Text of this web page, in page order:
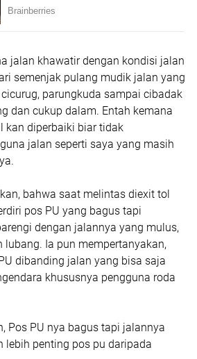
jalan khawatir dengan kondisi jalan
semenjak pulang mudik jalan yang
parungkuda sampai cibadak
dan cukup dalam. Entah kemana
kan diperbaiki biar tidak
jalan seperti saya yang masih
bahwa saat melintas diexit tol
pos PU yang bagus tapi
dengan jalannya yang mulus,
lubang. Ia pun mempertanyakan,
dibanding jalan yang bisa saja
khususnya pengguna roda
Pos PU nya bagus tapi jalannya
lebih penting pos pu daripada